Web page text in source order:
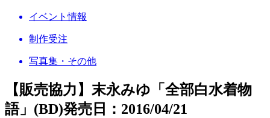
イベント情報
制作受注
写真集・その他
【販売協力】末永みゆ「全部白水着物
語」(BD)発売日：2016/04/21